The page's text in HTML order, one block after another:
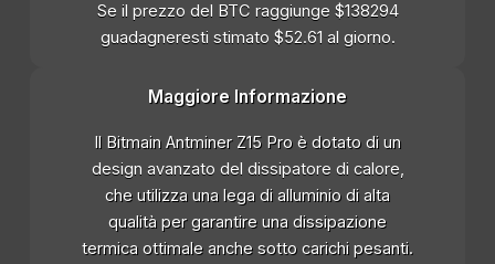
Se il prezzo del BTC raggiunge $138294
guadagneresti stimato $52.61 al giorno.
Maggiore Informazione
Il Bitmain Antminer Z15 Pro è dotato di un
design avanzato del dissipatore di calore,
che utilizza una lega di alluminio di alta
qualità per garantire una dissipazione
termica ottimale anche sotto carichi pesanti.